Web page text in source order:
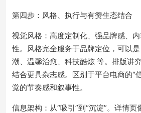
第四步：风格、执行与有赞生态结合
视觉风格：高度定制化、强品牌感、
性。风格完全服务于品牌定位，可以
潮、温馨治愈、科技酷炫 等。排版讲
结合更具杂志感。区别于平台电商的“
觉的节奏感和叙事性。
信息架构：从“吸引”到“沉淀”。详情